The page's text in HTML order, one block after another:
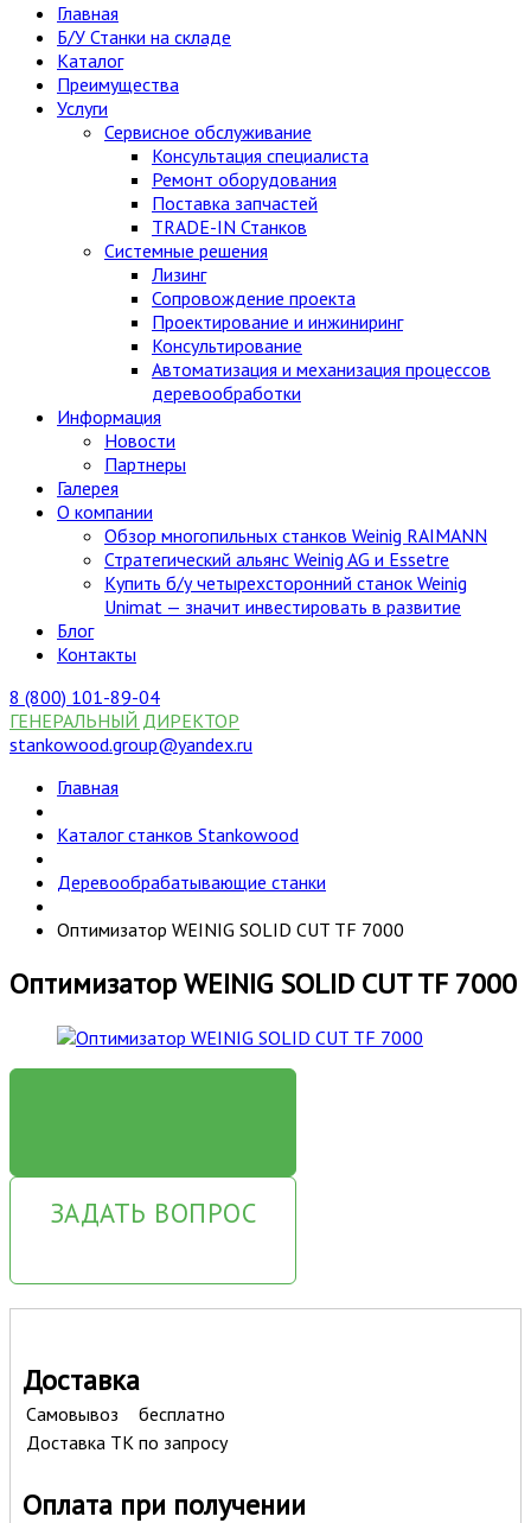
Главная
Б/У Станки на складе
Каталог
Преимущества
Услуги
Сервисное обслуживание
Консультация специалиста
Ремонт оборудования
Поставка запчастей
TRADE-IN Станков
Системные решения
Лизинг
Сопровождение проекта
Проектирование и инжиниринг
Консультирование
Автоматизация и механизация процессов
деревообработки
Информация
Новости
Партнеры
Галерея
О компании
Обзор многопильных станков Weinig RAIMANN
Стратегический альянс Weinig AG и Essetre
Купить б/у четырехсторонний станок Weinig
Unimat — значит инвестировать в развитие
Блог
Контакты
8 (800) 101-89-04
ГЕНЕРАЛЬНЫЙ ДИРЕКТОР
stankowood.group@yandex.ru
Главная
Каталог станков Stankowood
Деревообрабатывающие станки
Оптимизатор WEINIG SOLID CUT TF 7000
Оптимизатор WEINIG SOLID CUT TF 7000
ЗАДАТЬ ВОПРОС
Доставка
Самовывоз
бесплатно
Доставка ТК по запросу
Оплата при получении